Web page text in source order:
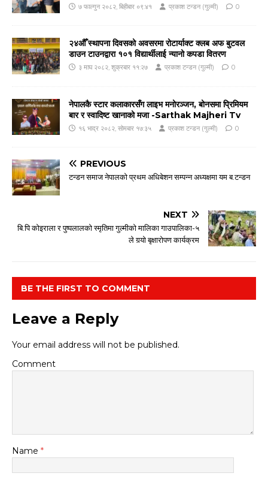
७ फाल्गुन २०८२, बिहीबार ०९:४१ प्रकाश टन्डन (गुल्मी) 0
२४औँ स्थापना दिवसको अवसरमा रोटार्याक्ट क्लब अफ बुटवल
डाउन टाउनद्वारा १०१ विद्यार्थीलाई न्यानो कपडा वितरण
३ माघ २०८२, शुक्रबार ११:२७ प्रकाश टन्डन (गुल्मी) 0
नेपालकै स्टार कलाकारसँग लाइभ मनोरञ्जन, बोनसमा प्रिमियम
बार र स्वादिष्ट खानाको मजा -Sarthak Majheri Tv
१६ भाद्र २०८२, सोमबार १७:३५ प्रकाश टन्डन (गुल्मी) 0
PREVIOUS
टन्डन समाज नेपालको प्रथम अधिबेशन सम्पन्न अध्यक्षमा यम ब.टन्डन
NEXT
बि.पि कोइराला र पुष्पलालको स्मृतिमा गुल्मीको मालिका गाउपालिका-५
ले गर्‍यो बृक्षारोपण कार्यक्रम
BE THE FIRST TO COMMENT
Leave a Reply
Your email address will not be published.
Comment
Name *